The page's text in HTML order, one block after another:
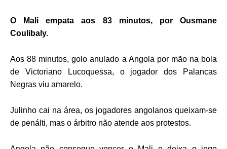
O Mali empata aos 83 minutos, por Ousmane
Coulibaly.
Aos 88 minutos, golo anulado a Angola por mão na bola
de Victoriano Lucoquessa, o jogador dos Palancas
Negras viu amarelo.
Julinho cai na área, os jogadores angolanos queixam-se
de penálti, mas o árbitro não atende aos protestos.